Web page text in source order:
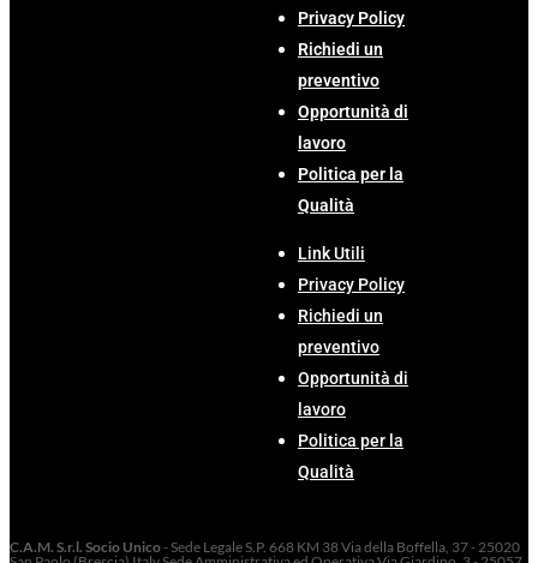
Privacy Policy
Richiedi un
preventivo
Opportunità di
lavoro
Politica per la
Qualità
Link Utili
Privacy Policy
Richiedi un
preventivo
Opportunità di
lavoro
Politica per la
Qualità
C.A.M. S.r.l. Socio Unico- Sede Legale S.P. 668 KM 38 Via della Boffella, 37 - 25020